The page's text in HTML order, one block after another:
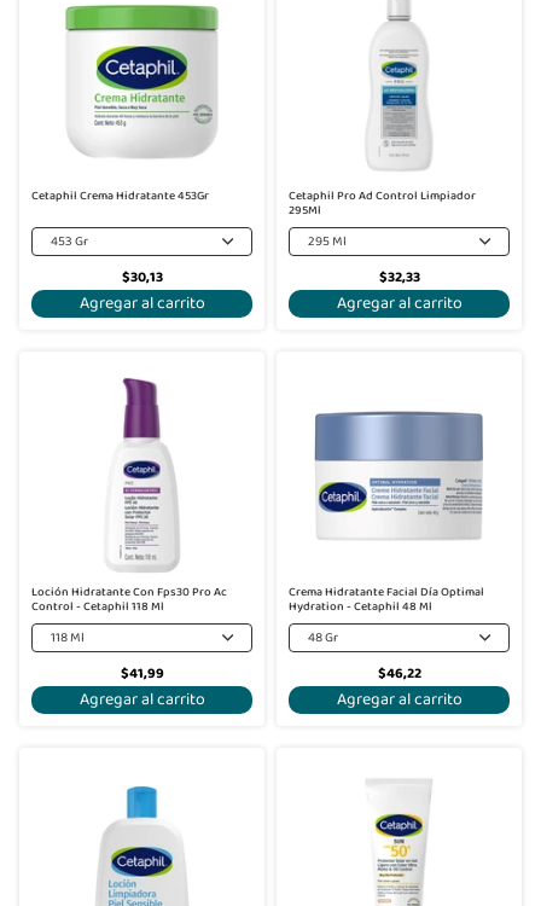
Cetaphil Crema Hidratante 453Gr
453 Gr
$30,13
Agregar al carrito
Cetaphil Pro Ad Control Limpiador
295Ml
295 Ml
$32,33
Agregar al carrito
Loción Hidratante Con Fps30 Pro Ac
Control - Cetaphil 118 Ml
118 Ml
$41,99
Agregar al carrito
Crema Hidratante Facial Día Optimal
Hydration - Cetaphil 48 Ml
48 Gr
$46,22
Agregar al carrito